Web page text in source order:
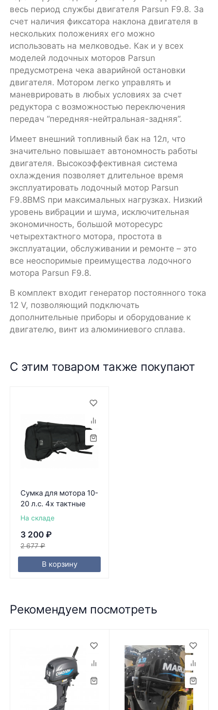
весь период службы двигателя Parsun F9.8. За
счет наличия фиксатора наклона двигателя в
нескольких положениях его можно
использовать на мелководье. Как и у всех
моделей лодочных моторов Parsun
предусмотрена чека аварийной остановки
двигателя. Мотором легко управлять и
маневрировать в любых условиях за счет
редуктора с возможностью переключения
передач “передняя-нейтральная-задняя”.
Имеет внешний топливный бак на 12л, что
значительно повышает автономность работы
двигателя. Высокоэффективная система
охлаждения позволяет длительное время
эксплуатировать лодочный мотор Parsun
F9.8BMS при максимальных нагрузках. Низкий
уровень вибрации и шума, исключительная
экономичность, большой моторесурс
четырехтактного мотора, простота в
эксплуатации, обслуживании и ремонте – это
все неоспоримые преимущества лодочного
мотора Parsun F9.8.
В комплект входит генератор постоянного тока
12 V, позволяющий подключать
дополнительные приборы и оборудование к
двигателю, винт из алюминиевого сплава.
С этим товаром также покупают
Сумка для мотора 10-
20 л.с. 4х тактные
На складе
3 200 ₽
2 677 ₽
В корзину
Рекомендуем посмотреть